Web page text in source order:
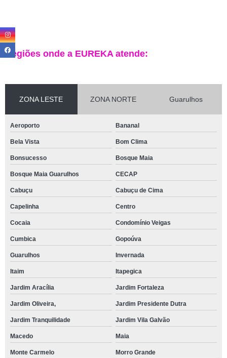
Regiões onde a EUREKA atende:
ZONA LESTE ZONA NORTE Guarulhos
Aeroporto Bananal
Bela Vista Bom Clima
Bonsucesso Bosque Maia
Bosque Maia Guarulhos CECAP
Cabuçu Cabuçu de Cima
Capelinha Centro
Cocaia Condomínio Veigas
Cumbica Gopoúva
Guarulhos Invernada
Itaim Itapegica
Jardim Aracília Jardim Fortaleza
Jardim Oliveira, Jardim Presidente Dutra
Jardim Tranquilidade Jardim Vila Galvão
Macedo Maia
Monte Carmelo Morro Grande